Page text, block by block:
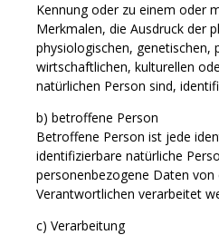
Kennung oder zu einem oder
Merkmalen, die Ausdruck der
physiologischen, genetischen,
wirtschaftlichen, kulturellen
natürlichen Person sind,
b) betroffene Person
Betroffene Person ist jede
identifizierbare natürliche
personenbezogene Daten
Verantwortlichen verarbeitet
c) Verarbeitung